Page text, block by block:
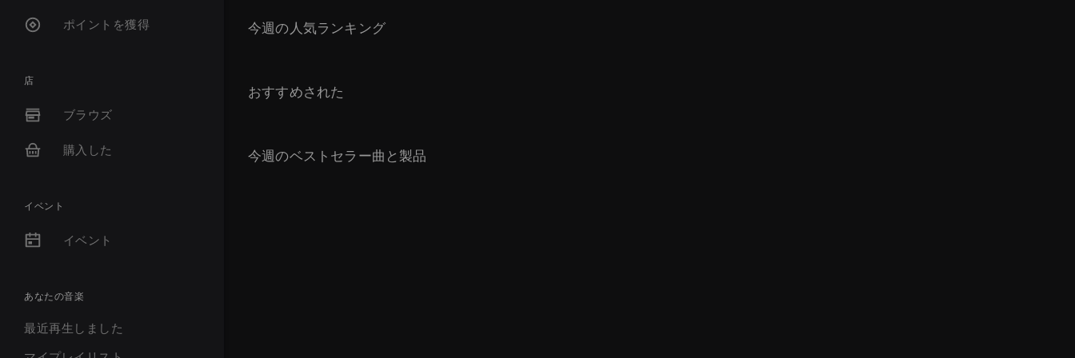
ポイントを獲得
店
ブラウズ
購入した
イベント
イベント
あなたの音楽
最近再生しました
今週の人気ランキング
おすすめされた
今週のベストセラー曲と製品